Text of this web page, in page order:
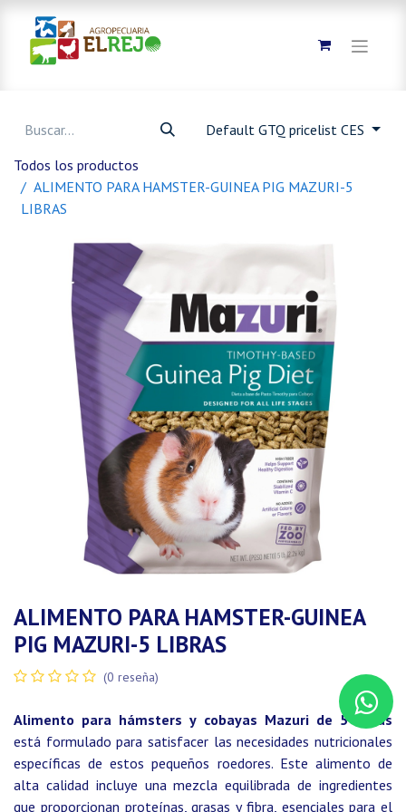
Default GTQ pricelist CES
Todos los productos
ALIMENTO PARA HAMSTER-GUINEA PIG MAZURI-5
LIBRAS
ALIMENTO PARA HAMSTER-GUINEA
PIG MAZURI-5 LIBRAS
(0 reseña)
Alimento para hámsters y cobayas Mazuri de 5 libras
está formulado para satisfacer las necesidades nutricionales
específicas de estos pequeños roedores. Este alimento de
alta calidad incluye una mezcla equilibrada de ingredientes
que proporcionan proteínas, grasas y fibra, esenciales para el